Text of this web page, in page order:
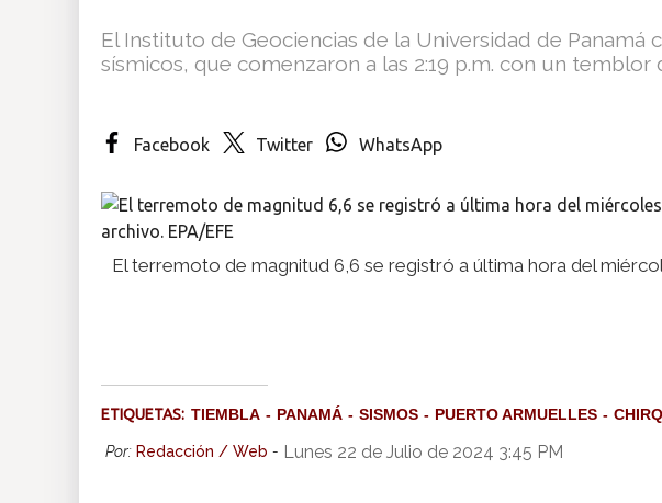
El Instituto de Geociencias de la Universidad de Panamá
sísmicos, que comenzaron a las 2:19 p.m. con un temblor
Facebook Twitter WhatsApp
El terremoto de magnitud 6,6 se registró a última hora del
ETIQUETAS: TIEMBLA PANAMÁ SISMOS PUERTO ARMUELLES
Por: Redacción / Web - Lunes 22 de Julio de 2024 3:45 PM